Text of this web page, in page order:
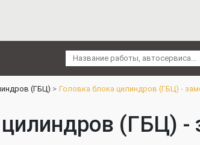
(ГБЦ) Головка блока цилиндров (ГБЦ) -
(ГБЦ) -